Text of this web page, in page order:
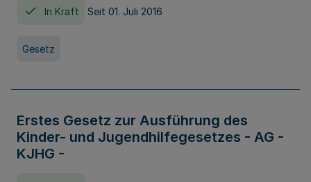
In Kraft Seit 01. Juli 2016
Gesetz
Erstes Gesetz zur Ausführung des
Kinder- und Jugendhilfegesetzes - AG -
KJHG -